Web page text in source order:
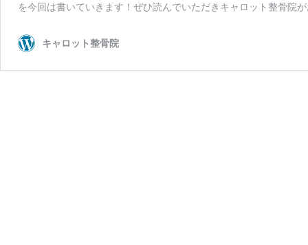
を今回は書いていきます！ぜひ読んでいただきキャロット整骨院
キャロット整骨院